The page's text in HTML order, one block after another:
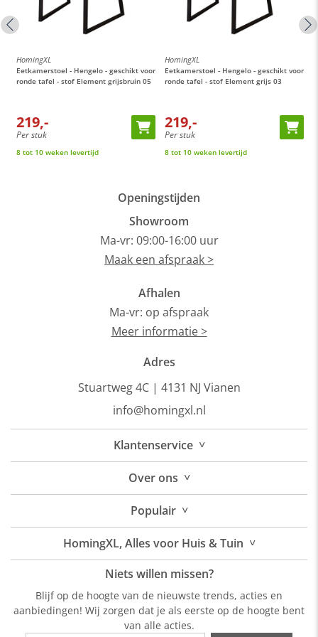
HomingXL
Eetkamerstoel - Hengelo - geschikt voor
ronde tafel - stof Element grijsbruin 05
219,-
Per stuk
8 tot 10 weken levertijd
HomingXL
Eetkamerstoel - Hengelo - geschikt voor
ronde tafel - stof Element grijs 03
219,-
Per stuk
8 tot 10 weken levertijd
Openingstijden
Showroom
Ma-vr: 09:00-16:00 uur
Maak een afspraak >
Afhalen
Ma-vr: op afspraak
Meer informatie >
Adres
Stuartweg 4C | 4131 NJ Vianen
info@homingxl.nl
Klantenservice ˅
Overons ˅
Populair ˅
HomingXL, Alles voor Huis & Tuin ˅
Niets willen missen?
Blijf op de hoogte van de nieuwste trends, acties en
aanbiedingen! Wij zorgen dat je als eerste op de hoogte bent
van alle acties.